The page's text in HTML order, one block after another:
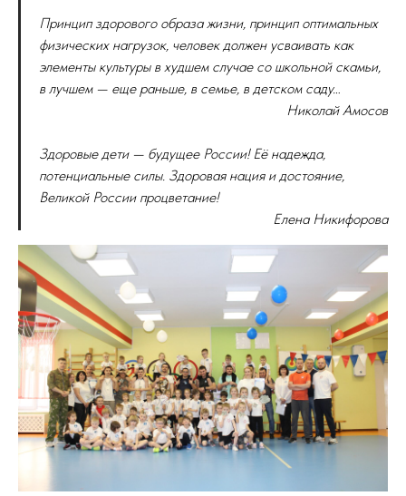
Принцип здорового образа жизни, принцип оптимальных
физических нагрузок, человек должен усваивать как
элементы культуры в худшем случае со школьной скамьи,
в лучшем — еще раньше, в семье, в детском саду…
Николай Амосов
Здоровые дети — будущее России! Её надежда,
потенциальные силы. Здоровая нация и достояние,
Великой России процветание!
Елена Никифорова